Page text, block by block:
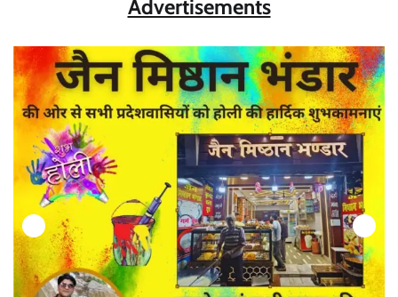
Advertisements